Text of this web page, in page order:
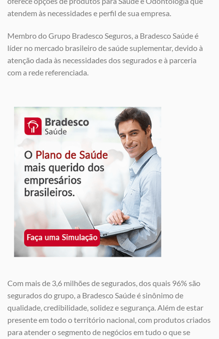
atendem às necessidades e perfil de sua empresa.
Membro do Grupo Bradesco Seguros, a Bradesco Saúde é
líder no mercado brasileiro de saúde suplementar, devido à
atenção dada às necessidades dos segurados e à parceria
com a rede referenciada.
Com mais de 3,6 milhões de segurados, dos quais 96% são
segurados do grupo, a Bradesco Saúde é sinônimo de
qualidade, credibilidade, solidez e segurança. Além de estar
presente em todo o território nacional, com produtos criados
para atender o segmento de negócios em tudo o que se